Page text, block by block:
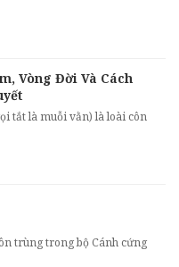
Vòng Đời Và Cách
tắt là muỗi vằn) là loài côn
trùng trong bộ Cánh cứng